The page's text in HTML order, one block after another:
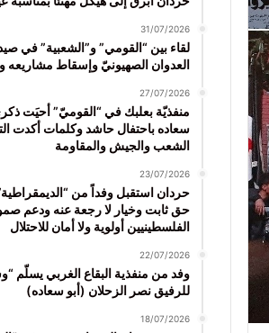
31/07/2026
لقاء بين “القومي” و”الشعبية” في
العدوان الصهيونيّ وإسقاط مشاريعه
27/07/2026
منفذيّة بعلبك في “القوميّ” أحيَت
سعاده باحتفال حاشد وكلمات أكدت
الشعب والجيش والمقاومة
23/07/2026
حردان استقبل وفداً من
حق ثابت وخيار لا رجعة عنه ودعم
الفلسطينيين أولوية ولا أمان للاحتلال
22/07/2026
وفد من منفذية البقاع الغربي يسلّم
للرفيق نصر الزحلان (أبو سعاده)
18/07/2026